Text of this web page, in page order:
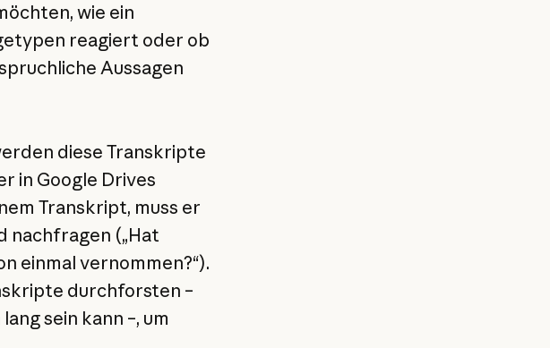
wie ein
reagiert oder ob
Aussagen
diese Transkripte
in Google Drives
Transkript, muss er
nachfragen („Hat
einmal vernommen?“).
durchforsten –
sein kann –, um